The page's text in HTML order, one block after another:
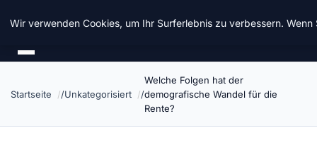
Taz Nrw
Startseite Unkategorisiert
Welche Folgen hat der
demografische Wandel für die
Rente?
Wir verwenden Cookies, um Ihr Surferlebnis zu verbessern.